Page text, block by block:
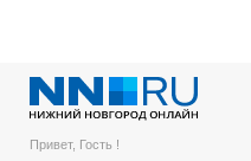
Привет, Гость !